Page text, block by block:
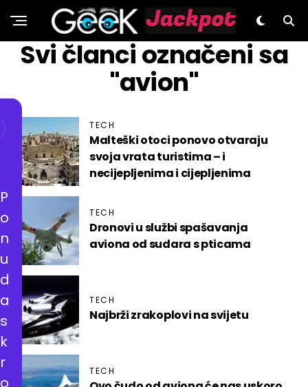
GeeK.hr
Svi članci označeni sa
"avion"
TECH
Malteški otoci ponovo otvaraju
svoja vrata turistima – i
necijepljenima i cijepljenima
TECH
Dronovi u službi spašavanja
aviona od sudara s pticama
TECH
Najbrži zrakoplovi na svijetu
TECH
P
o
n
u
d
a
s
k
r
o